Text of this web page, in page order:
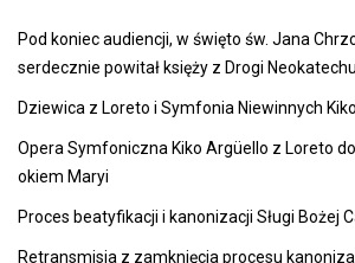
Pod koniec audiencji, w święto św. Jana
serdecznie powitał księży z Drogi
Dziewica z Loreto i Symfonia Niewinnych
Opera Symfoniczna Kiko Argüello z Loreto
okiem Maryi
Proces beatyfikacji i kanonizacji Sługi Bożej
Retransmisja z zamknięcia procesu